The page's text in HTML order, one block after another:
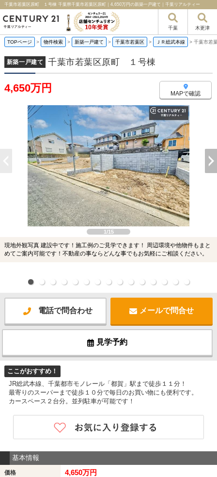
千葉市若葉区原町 １号棟 千葉県千葉市若葉区原町｜4,650万円の新築一戸建て｜千葉リアルティー
千葉 木更津
TOPページ > 物件検索 > 新築一戸建て > 千葉市若葉区 > ＪＲ総武本線 > 千葉市若
新築一戸建て 千葉市若葉区原町 １号棟
4,650万円 MAPで確認
1/15
現地外観写真 建設中です！施工例のご見学できます！ 周辺環境や他物件もまと
めてご案内可能です！不動産の事ならどんな事でもお気軽にご相談ください。
電話で問合わせ メールで問合せ
見学予約
ここがおすすめ！
JR総武本線、千葉都市モノレール「都賀」駅まで徒歩１１分！
最寄りのスーパーまで徒歩１０分で毎日のお買い物にも便利です。
カースペース２台分。並列駐車が可能です！
基本情報
価格 4,650万円